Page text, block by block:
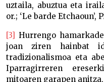
uztaila, abuztua eta
or.; ‘Le barde Etchaoun’,
[3]
Hurrengo
joan ziren hainbat
tradizionalismoa eta
Iparragirreren
mitoaren garapen